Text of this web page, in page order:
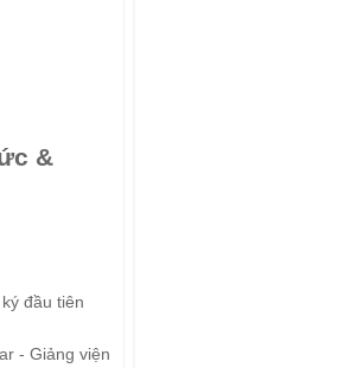
&
đầu tiên
- Giảng viện